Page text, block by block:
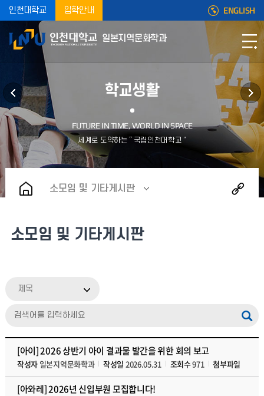
인천대학교 입학안내 ENGLISH
일본지역문화학과
학교생활
소모임 및 기타게시판
소모임 및 기타게시판
제목
[아이] 2026 상반기 아이 결과물 발간을 위한 회의 보고
작성자 일본지역문화학과 작성일 2026.05.31 조회수971 첨부파일
[아와레] 2026년 신입부원 모집합니다!